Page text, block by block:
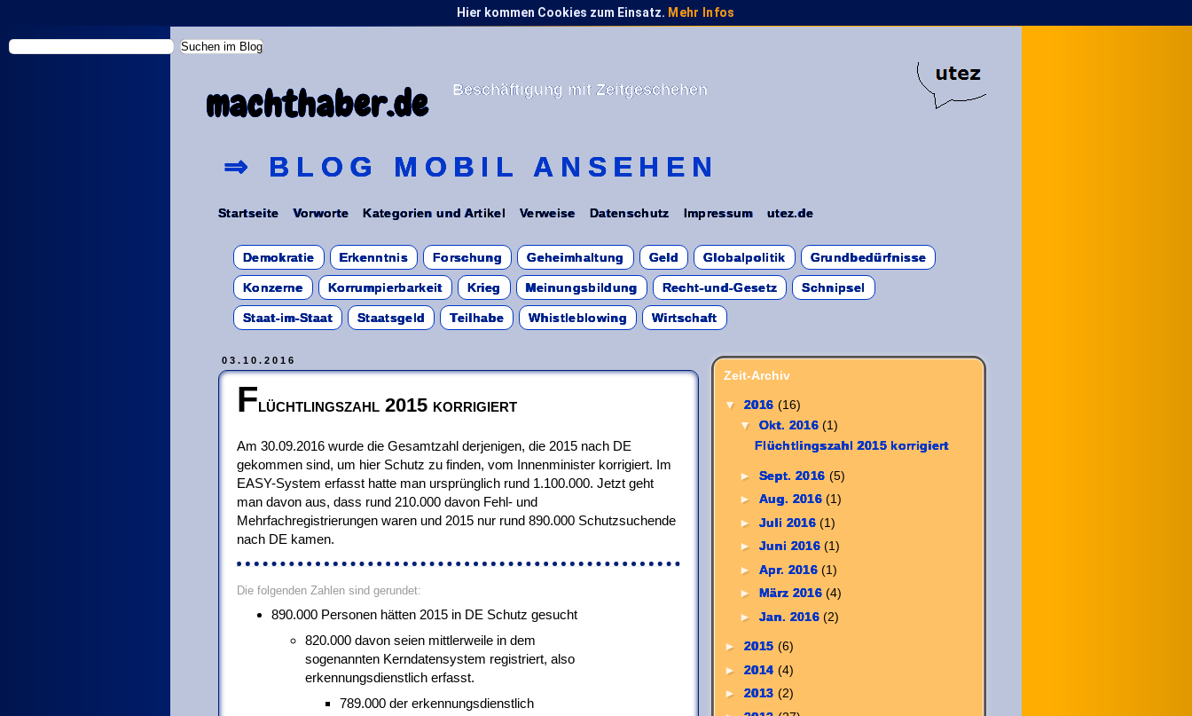
Hier kommen Cookies zum Einsatz. Mehr Infos
machthaber.de Beschäftigung mit Zeitgeschehen
⇒ BLOG MOBIL ANSEHEN
Startseite Vorworte Kategorien und Artikel Verweise Datenschutz Impressum utez.de
Demokratie Erkenntnis Forschung Geheimhaltung Geld Globalpolitik Grundbedürfnisse
Konzerne Korrumpierbarkeit Krieg Meinungsbildung Recht-und-Gesetz Schnipsel
Staat-im-Staat Staatsgeld Teilhabe Whistleblowing Wirtschaft
03.10.2016
Flüchtlingszahl 2015 korrigiert
Am 30.09.2016 wurde die Gesamtzahl derjenigen, die 2015 nach DE
gekommen sind, um hier Schutz zu finden, vom Innenminister korrigiert. Im
EASY-System erfasst hatte man ursprünglich rund 1.100.000. Jetzt geht
man davon aus, dass rund 210.000 davon Fehl- und
Mehrfachregistrierungen waren und 2015 nur rund 890.000 Schutzsuchende
nach DE kamen.
Die folgenden Zahlen sind gerundet:
890.000 Personen hätten 2015 in DE Schutz gesucht
820.000 davon seien mittlerweile in dem
sogenannten Kerndatensystem registriert, also
erkennungsdienstlich erfasst.
789.000 der erkennungsdienstlich
Zeit-Archiv
▼2016 (16)
▼ Okt. 2016(1)
Flüchtlingszahl 2015 korrigiert
► Sept. 2016 (5)
► Aug. 2016(1)
► Juli 2016(1)
► Juni 2016(1)
► Apr. 2016(1)
► März 2016(4)
► Jan. 2016(2)
►2015 (6)
►2014 (4)
►2013 (2)